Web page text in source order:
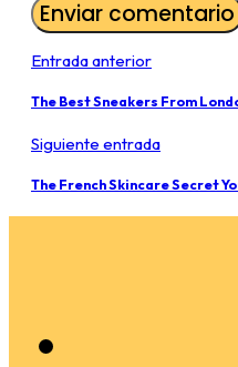
Entrada anterior
The Best Sneakers From
Siguiente entrada
The French Skincare Secret